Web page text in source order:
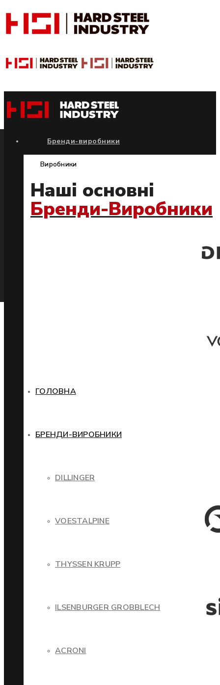
ГОЛОВНА
БРЕНДИ-ВИРОБНИКИ
DILLINGER
VOESTALPINE
THYSSEN KRUPP
ILSENBURGER GROBBLECH
ACRONI
Бренди-виробники
Виробники
Наші основні
Бренди-Виробники